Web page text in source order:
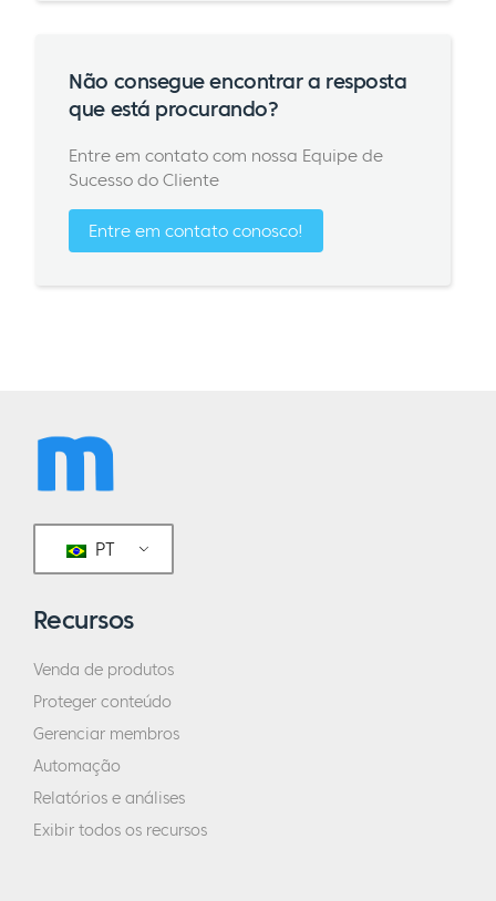
Não consegue encontrar a resposta
que está procurando?
Entre em contato com nossa Equipe de
Sucesso do Cliente
Entre em contato conosco!
PT
Recursos
Venda de produtos
Proteger conteúdo
Gerenciar membros
Automação
Relatórios e análises
Exibir todos os recursos